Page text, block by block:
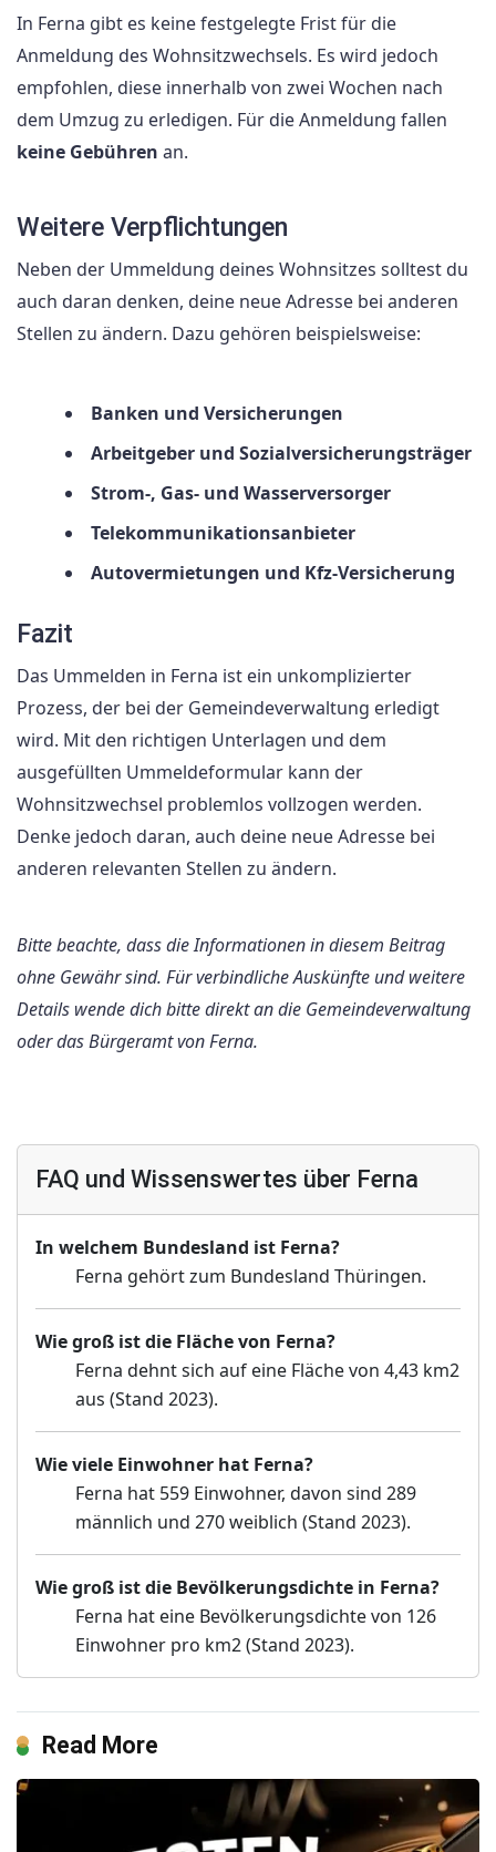
In Ferna gibt es keine festgelegte Frist für die
Anmeldung des Wohnsitzwechsels. Es wird jedoch
empfohlen, diese innerhalb von zwei Wochen nach
dem Umzug zu erledigen. Für die Anmeldung fallen
keine Gebühren an.
Weitere Verpflichtungen
Neben der Ummeldung deines Wohnsitzes solltest du
auch daran denken, deine neue Adresse bei anderen
Stellen zu ändern. Dazu gehören beispielsweise:
Banken und Versicherungen
Arbeitgeber und Sozialversicherungsträger
Strom-, Gas- und Wasserversorger
Telekommunikationsanbieter
Autovermietungen und Kfz-Versicherung
Fazit
Das Ummelden in Ferna ist ein unkomplizierter
Prozess, der bei der Gemeindeverwaltung erledigt
wird. Mit den richtigen Unterlagen und dem
ausgefüllten Ummeldeformular kann der
Wohnsitzwechsel problemlos vollzogen werden.
Denke jedoch daran, auch deine neue Adresse bei
anderen relevanten Stellen zu ändern.
Bitte beachte, dass die Informationen in diesem Beitrag
ohne Gewähr sind. Für verbindliche Auskünfte und weitere
Details wende dich bitte direkt an die Gemeindeverwaltung
oder das Bürgeramt von Ferna.
FAQ und Wissenswertes über Ferna
In welchem Bundesland ist Ferna?
Ferna gehört zum Bundesland Thüringen.
Wie groß ist die Fläche von Ferna?
Ferna dehnt sich auf eine Fläche von 4,43 km2
aus (Stand 2023).
Wie viele Einwohner hat Ferna?
Ferna hat 559 Einwohner, davon sind 289
männlich und 270 weiblich (Stand 2023).
Wie groß ist die Bevölkerungsdichte in Ferna?
Ferna hat eine Bevölkerungsdichte von 126
Einwohner pro km2 (Stand 2023).
Read More